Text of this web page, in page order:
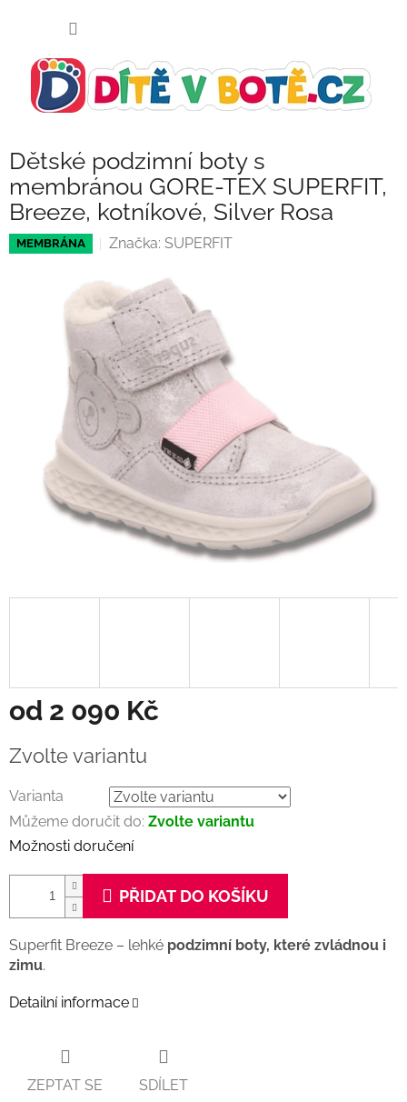
Dětské podzimní boty s
membránou GORE-TEX SUPERFIT,
Breeze, kotníkové, Silver Rosa
MEMBRÁNA Značka: SUPERFIT
od 2 090 Kč
cena:
Zvolte variantu
Varianta
Můžeme doručit do: Zvolte variantu
Možnosti doručení
PŘIDAT DO KOŠÍKU
Superfit Breeze – lehké podzimní boty, které zvládnou i
zimu.
Detailní informace
ZEPTAT SE SDÍLET